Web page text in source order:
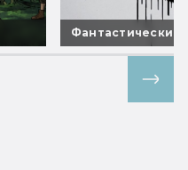
Фантастические